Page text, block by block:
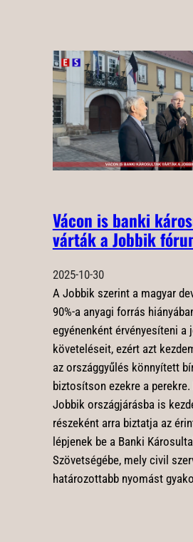
Vácon is banki
várták a Jobbik
2025-10-30
A Jobbik szerint a magyar
90%-a anyagi forrás
egyénenként érvényesíteni a
követeléseit, ezért azt
az országgyűlés könnyített
biztosítson ezekre a perekre.
Jobbik országjárásba is
részeként arra biztatja az
lépjenek be a Banki
Szövetségébe, mely civil
határozottabb nyomást